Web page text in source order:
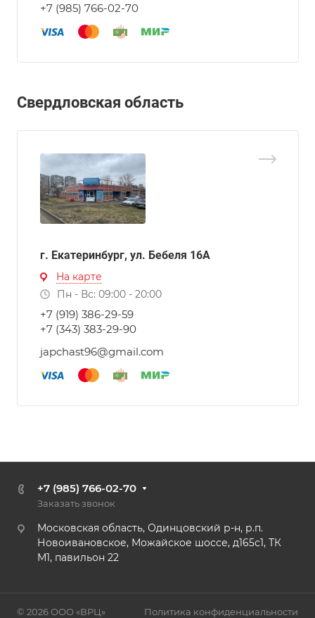
+7 (985) 766-02-70
Свердловская область
г. Екатеринбург, ул. Бебеля 16А
На карте
Пн - Вс: 09:00 - 20:00
+7 (919) 386-29-59
+7 (343) 383-29-90
japchast96@gmail.com
+7 (985) 766-02-70
Заказать звонок
Московская область, Одинцовский р-н, р.п.
Новоивановское, Можайское шоссе, д165с1, ТК
М1, павильон 22
© 2026 ООО «ВРЦ» Политика конфиденциальности